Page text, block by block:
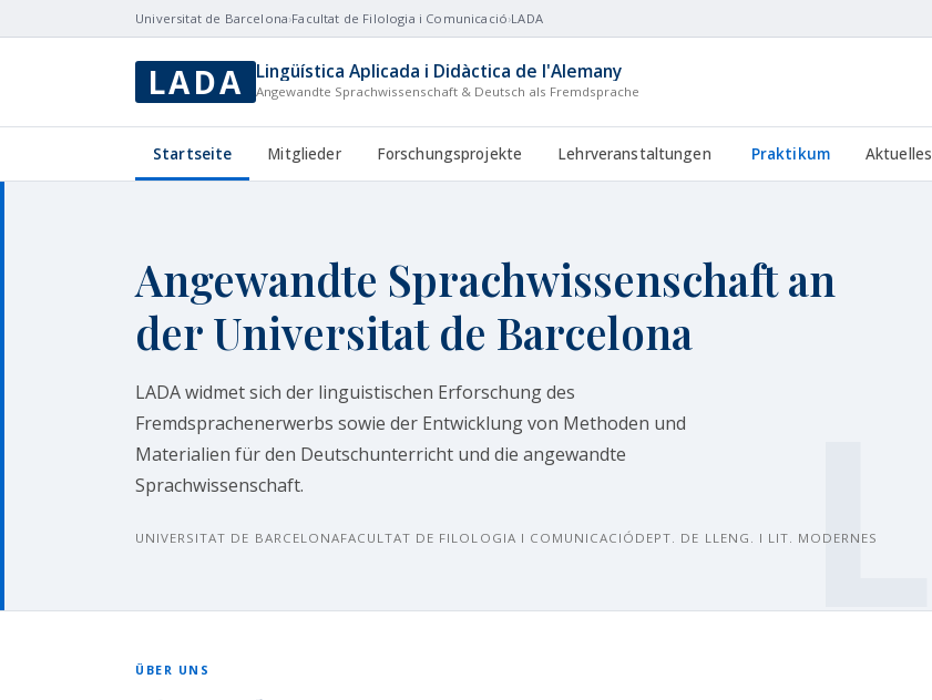
Universitat de Barcelona›Facultat de Filologia i Comunicació›LADA
LADA Lingüística Aplicada i Didàctica de l'Alemany
Angewandte Sprachwissenschaft & Deutsch als Fremdsprache
Startseite Mitglieder Forschungsprojekte Lehrveranstaltungen Praktikum Aktuelles
Angewandte Sprachwissenschaft an
der Universitat de Barcelona
LADA widmet sich der linguistischen Erforschung des
Fremdsprachenerwerbs sowie der Entwicklung von Methoden und
Materialien für den Deutschunterricht und die angewandte
Sprachwissenschaft.
UNIVERSITAT DE BARCELONAFACULTAT DE FILOLOGIA I COMUNICACIÓ DEPT. DE LLENG. I LIT. MODERNES
ÜBER UNS